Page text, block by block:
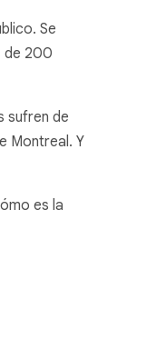
Se
de 200
sufren de
Montreal. Y
es la